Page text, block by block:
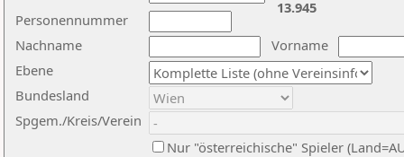
Nachname
Vorname
Ebene
Personennummer
Bundesland
Spgem./Kreis/Verein
Nur "österreichische" Spieler
13.945